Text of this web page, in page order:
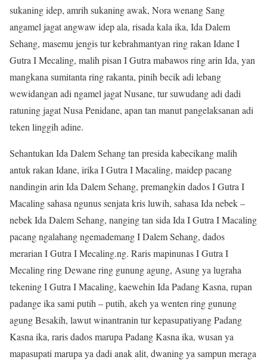
sukaning idep, amrih sukaning awak, Nora wenang Sang
angamel jagat angwaw idep ala, risada kala ika, Ida Dalem
Sehang, masemu jengis tur kebrahmantyan ring rakan Idane I
Gutra I Mecaling, malih pisan I Gutra mabawos ring arin Ida, yan
mangkana sumitanta ring rakanta, pinih becik adi lebang
wewidangan adi ngamel jagat Nusane, tur suwudang adi dadi
ratuning jagat Nusa Penidane, apan tan manut pangelaksanan adi
teken linggih adine.
Sehantukan Ida Dalem Sehang tan presida kabecikang malih
antuk rakan Idane, irika I Gutra I Macaling, maidep pacang
nandingin arin Ida Dalem Sehang, premangkin dados I Gutra I
Macaling sahasa ngunus senjata kris luwih, sahasa Ida nebek –
nebek Ida Dalem Sehang, nanging tan sida Ida I Gutra I Macaling
pacang ngalahang ngemademang I Dalem Sehang, dados
merarian I Gutra I Mecaling.ng. Raris mapinunas I Gutra I
Mecaling ring Dewane ring gunung agung, Asung ya lugraha
tekening I Gutra I Macaling, kaewehin Ida Padang Kasna, rupan
padange ika sami putih – putih, akeh ya wenten ring gunung
agung Besakih, lawut winantranin tur kepasupatiyang Padang
Kasna ika, raris dados marupa Padang Kasna ika, wusan ya
mapasupati marupa ya dadi anak alit, dwaning ya sampun meraga